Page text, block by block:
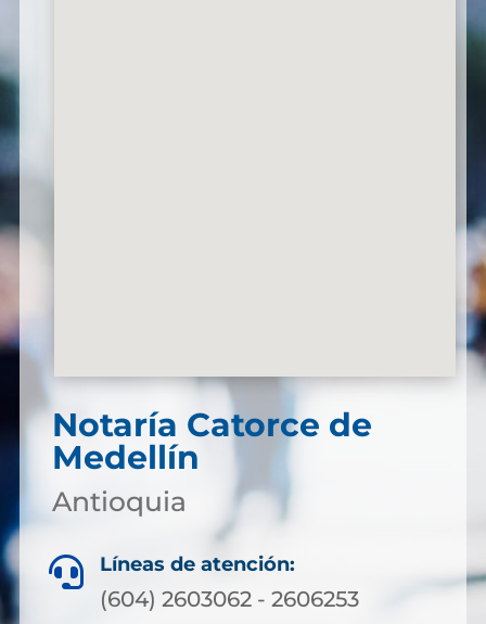
Notaría Catorce de
Medellín
Antioquia
 Líneas de atención:
(604) 2603062 - 2606253